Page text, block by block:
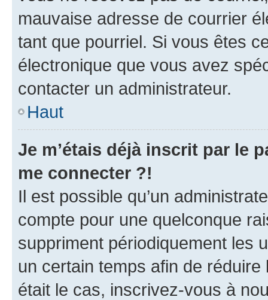
mauvaise adresse de courrier
tant que pourriel. Si vous êtes
électronique que vous avez
contacter un administrateur.
Haut
Je m’étais déjà inscrit par le
me connecter ?!
Il est possible qu’un
compte pour une quelconque
suppriment périodiquement les
un certain temps afin de
était le cas, inscrivez-vous à